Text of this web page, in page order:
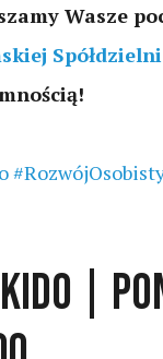
Wasze
|